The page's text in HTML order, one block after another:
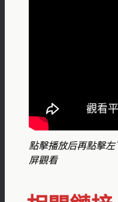
點擊播放后再點擊
屏觀看